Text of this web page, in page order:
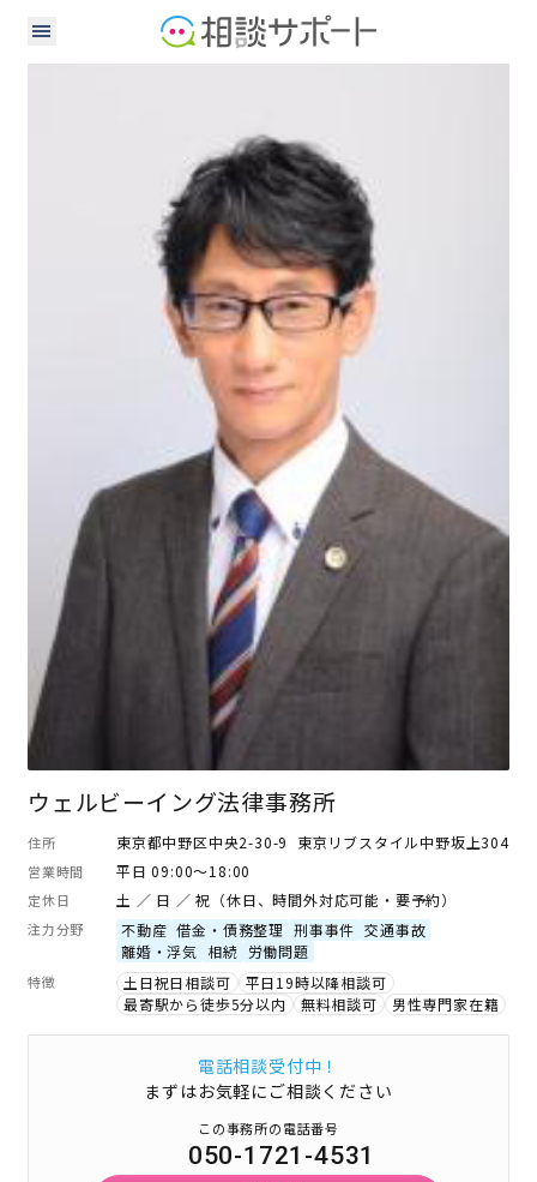
社会保険労務士
ウェルビーイング法律事務所
住所 東京都中野区中央2-30-9 東京リブスタイル中野坂上304
営業時間 平日 09:00～18:00
定休日 土 ／ 日 ／ 祝（休日、時間外対応可能・要予約）
注力分野 不動産 借金・債務整理 刑事事件 交通事故
離婚・浮気
相続 労働問題
特徴 土日祝日相談可
平日19時以降相談可
最寄駅から徒歩5分以内
無料相談可 男性専門家在籍
電話相談受付中！
まずはお気軽にご相談ください
この事務所の電話番号
050-1721-4531